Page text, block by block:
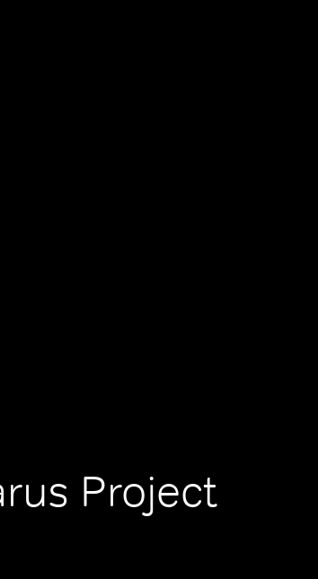
Project